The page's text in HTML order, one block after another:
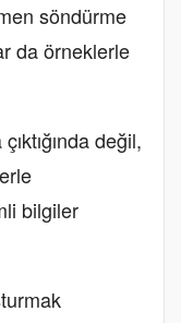
söndürme
da örneklerle
değil,
bilgiler